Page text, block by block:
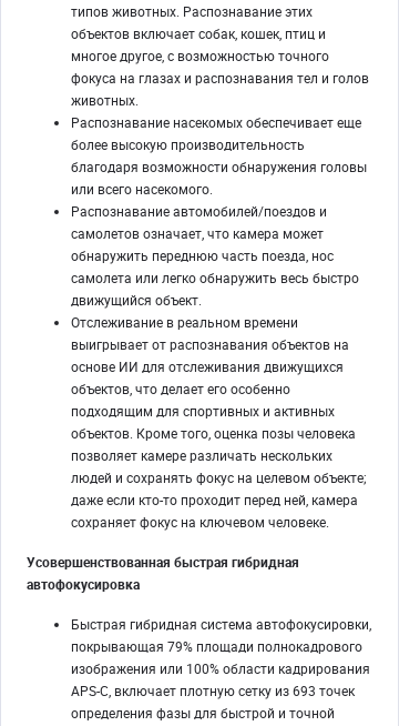
типов животных. Распознавание этих
объектов включает собак, кошек, птиц и
многое другое, с возможностью точного
фокуса на глазах и распознавания тел и голов
животных.
Распознавание насекомых обеспечивает еще
более высокую производительность
благодаря возможности обнаружения головы
или всего насекомого.
Распознавание автомобилей/поездов и
самолетов означает, что камера может
обнаружить переднюю часть поезда, нос
самолета или легко обнаружить весь быстро
движущийся объект.
Отслеживание в реальном времени
выигрывает от распознавания объектов на
основе ИИ для отслеживания движущихся
объектов, что делает его особенно
подходящим для спортивных и активных
объектов. Кроме того, оценка позы человека
позволяет камере различать нескольких
людей и сохранять фокус на целевом объекте;
даже если кто-то проходит перед ней, камера
сохраняет фокус на ключевом человеке.
Усовершенствованная быстрая гибридная
автофокусировка
Быстрая гибридная система автофокусировки,
покрывающая 79% площади полнокадрового
изображения или 100% области кадрирования
APS-C, включает плотную сетку из 693 точек
определения фазы для быстрой и точной